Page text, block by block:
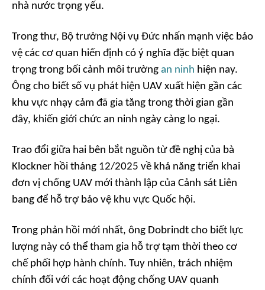
nhà nước trọng yếu.
Trong thư, Bộ trưởng Nội vụ Đức nhấn mạnh việc bảo
vệ các cơ quan hiến định có ý nghĩa đặc biệt quan
trọng trong bối cảnh môi trường an ninh hiện nay.
Ông cho biết số vụ phát hiện UAV xuất hiện gần các
khu vực nhạy cảm đã gia tăng trong thời gian gần
đây, khiến giới chức an ninh ngày càng lo ngại.
Trao đổi giữa hai bên bắt nguồn từ đề nghị của bà
Klockner hồi tháng 12/2025 về khả năng triển khai
đơn vị chống UAV mới thành lập của Cảnh sát Liên
bang để hỗ trợ bảo vệ khu vực Quốc hội.
Trong phản hồi mới nhất, ông Dobrindt cho biết lực
lượng này có thể tham gia hỗ trợ tạm thời theo cơ
chế phối hợp hành chính. Tuy nhiên, trách nhiệm
chính đối với các hoạt động chống UAV quanh